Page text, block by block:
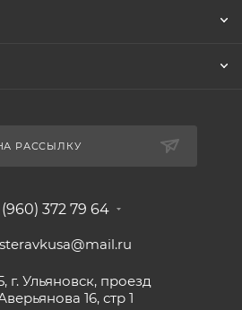
РАССЫЛКУ
(960) 372 79 64
г. Ульяновск, проезд
16, стр 1